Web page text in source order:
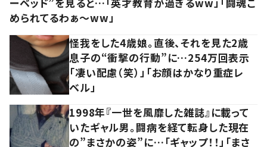
められてるわぁ～ww」
怪我をした4歳娘。直後、それを見た2歳
息子の“衝撃の行動”に…254万回表示
「凄い配慮（笑）」「お顔はかなり重症レ
ベル」
1998年『一世を風靡した雑誌』に載って
いたギャル男。闘病を経て転身した現在
の”まさかの姿”に…「ギャップ！！」「まさ